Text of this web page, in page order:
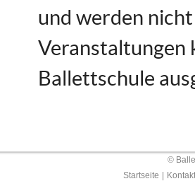
und werden
Veranstaltungen
Ballettschule
©
Startseite
Kontakt